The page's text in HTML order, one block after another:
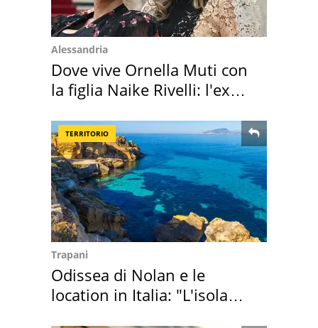
Alessandria
Dove vive Ornella Muti con
la figlia Naike Rivelli: l'ex
TERRITORIO
Trapani
Odissea di Nolan e le
location in Italia: "L'isola